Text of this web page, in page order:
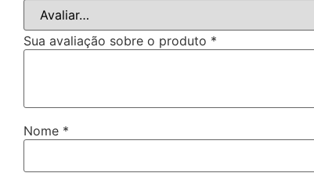
Sua avaliação sobre o produto *
Nome *